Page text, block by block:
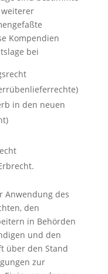
Kompendien
bei
in den neuen
Anwendung des
den
in Behörden
und den
über den Stand
zur